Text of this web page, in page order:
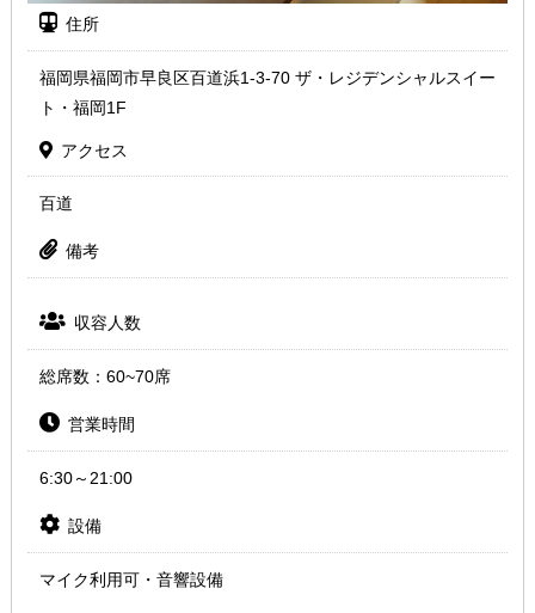
住所
福岡県福岡市早良区百道浜1-3-70 ザ・レジデンシャルスイー
ト・福岡1F
アクセス
百道
備考
収容人数
総席数：60~70席
営業時間
6:30～21:00
設備
マイク利用可・音響設備